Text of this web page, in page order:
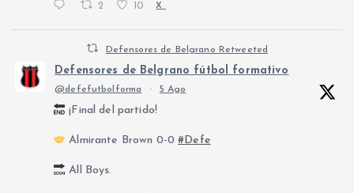
2 10 X
Defensores de Belgrano Retweeted
Defensores de Belgrano fútbol formativo
@defefutbolforma · 5 Ago
¡Final del partido!
Almirante Brown 0-0#Defe
All Boys.